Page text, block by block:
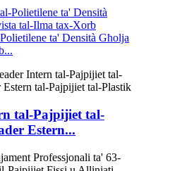
ta' Densità Għolja
tal-Pajpijiet tal-
Estern...